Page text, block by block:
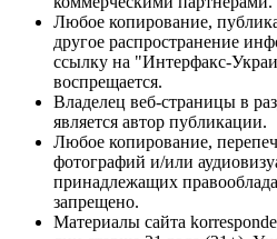
Любое копирование,
другое распространение
ссылку на "Интерфакс-
воспрещается.
Владелец веб-страницы в
является автор публикации.
Любое копирование,
фотографий и/или
принадлежащих
запрещено.
Материалы сайта